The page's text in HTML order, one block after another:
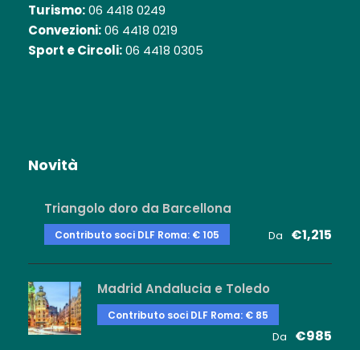
Turismo:06 4418 0249
Convezioni:06 4418 0219
Sport e Circoli:06 4418 0305
Novità
Triangolo doro da Barcellona
Contributo soci DLF Roma: € 105 Da €1,215
Madrid Andalucia e Toledo
Contributo soci DLF Roma: € 85
Da €985